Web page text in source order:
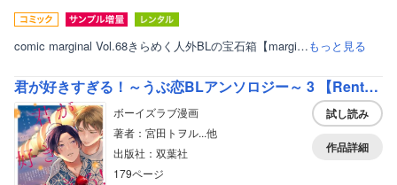
comic marginal Vol.68きらめく人外BLの宝石箱【margi…もっと見る
君が好きすぎる！～うぶ恋BLアンソロジー～ 3 【Renta！限定特典付き】
ボーイズラブ漫画
著者：宮田トヲル...他
出版社：双葉社
179ページ
試し読み
作品詳細